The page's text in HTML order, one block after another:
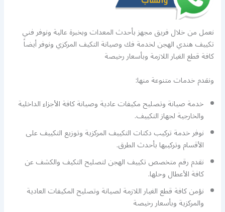
نعمل من خلال فريق مجهز بأحدث المعدات وبخبرة عالية ونوفر فني
تكييف هندي الهجن لخدمة فك وصيانة التكيف المركزي ونوفر أيضاً
كافة قطع الغيار اللازمة وبأسعار رخيصة
ونقدم خدمات متنوعة منها:
خدمة صيانة وتصليح مكيفات عادية وصيانة كافة الأجزاء الداخلية
والخارجية لجهاز التكييف.
نوفر خدمة تركيب دكتات التكييف المركزية وتوزيع التكييف على
الأقسام وتركيبها بأحدث الطرق.
نقدم رقم متخصص تكييف الهجن لتصليح التكيف والكشف عن
كافة الأعطال وحلها.
نؤمن كافة قطع الغيار اللازمة لصيانة وتصليح المكيفات العادية
والمركزية وبأسعار رخيصة